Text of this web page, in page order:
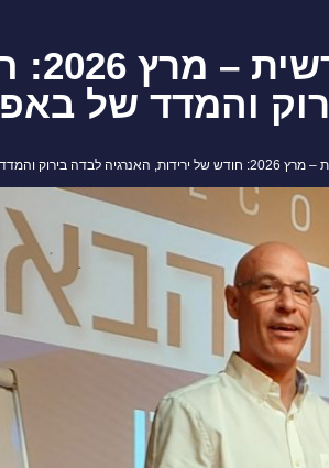
והמדד של
של באפט בטווח קנייה